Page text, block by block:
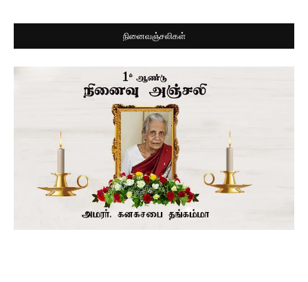
நினைவஞ்சலிகள்